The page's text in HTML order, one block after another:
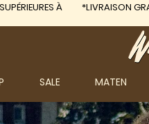
SALE MATEN
À
*LIVRAISON